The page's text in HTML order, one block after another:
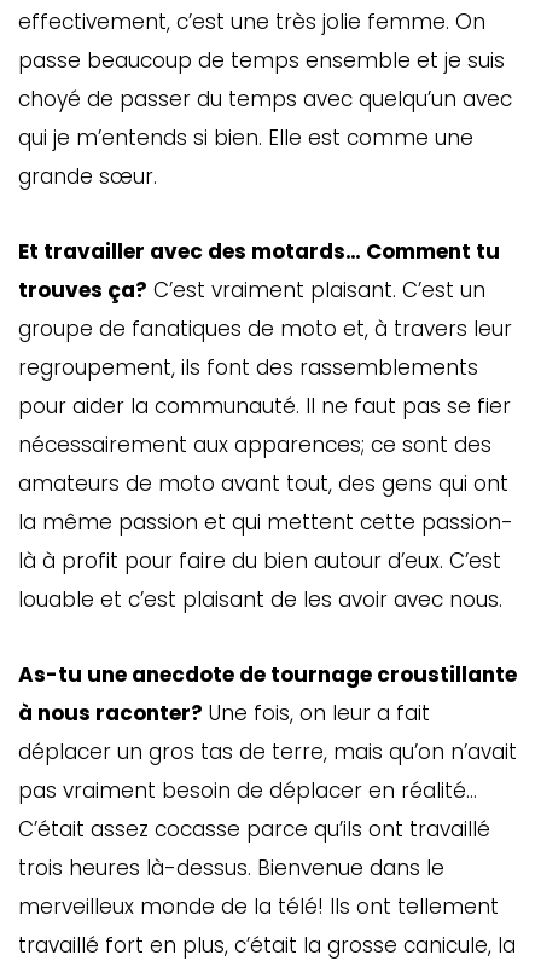
effectivement, c’est une très jolie femme. On
passe beaucoup de temps ensemble et je suis
choyé de passer du temps avec quelqu’un avec
qui je m’entends si bien. Elle est comme une
grande sœur.
Et travailler avec des motards… Comment tu
trouves ça? C’est vraiment plaisant. C’est un
groupe de fanatiques de moto et, à travers leur
regroupement, ils font des rassemblements
pour aider la communauté. Il ne faut pas se fier
nécessairement aux apparences; ce sont des
amateurs de moto avant tout, des gens qui ont
la même passion et qui mettent cette passion-
là à profit pour faire du bien autour d’eux. C’est
louable et c’est plaisant de les avoir avec nous.
As-tu une anecdote de tournage croustillante
à nous raconter? Une fois, on leur a fait
déplacer un gros tas de terre, mais qu’on n’avait
pas vraiment besoin de déplacer en réalité…
C’était assez cocasse parce qu’ils ont travaillé
trois heures là-dessus. Bienvenue dans le
merveilleux monde de la télé! Ils ont tellement
travaillé fort en plus, c’était la grosse canicule, la